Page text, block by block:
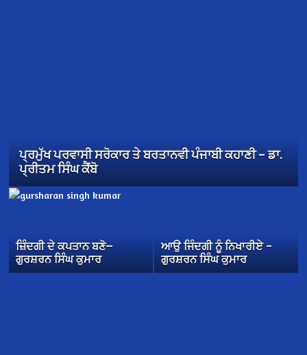
ਪ੍ਰਮੁੱਖ ਪਰਵਾਸੀ ਸਰੋਕਾਰ ਤੇ ਬਰਤਾਨਵੀ ਪੰਜਾਬੀ ਕਹਾਣੀ – ਡਾ.
ਪ੍ਰੀਤਮ ਸਿੰਘ ਕੈਂਬੋ
ਜ਼ਿੰਦਗੀ ਦੇ ਕਪਤਾਨ ਬਣੋ—
ਗੁਰਸ਼ਰਨ ਸਿੰਘ ਕੁਮਾਰ
ਆਉ ਜਿੰਦਗੀ ਨੂੰ ਨਿਖਾਰੀਏ –
ਗੁਰਸ਼ਰਨ ਸਿੰਘ ਕੁਮਾਰ